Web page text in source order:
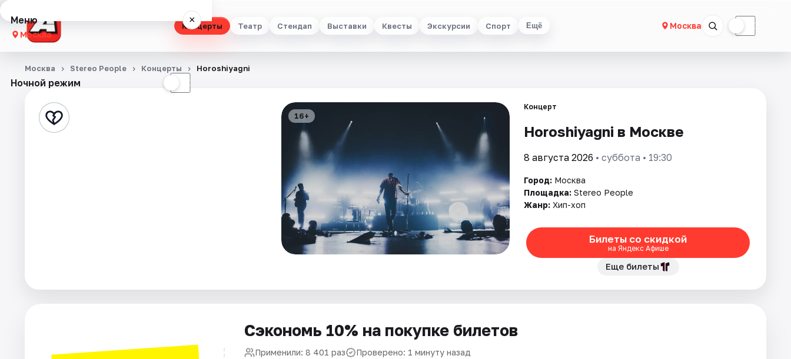
Концерты Театр Стендап Выставки Квесты Экскурсии Спорт Ещё Москва ☾
Меню ×
Москва
Концерты
Стендап
Ночной режим ☾
Москва Stereo People Концерты Horoshiyagni
16+
Концерт
Horoshiyagni в Москве
8 августа 2026 • суббота • 19:30
Город: Москва
Площадка: Stereo People
Жанр: Хип-хоп
Билеты со скидкой
на Яндекс Афише
Еще билеты
Сэкономь 10% на покупке билетов
Применили: 8 401 раз Проверено: 1 минуту назад